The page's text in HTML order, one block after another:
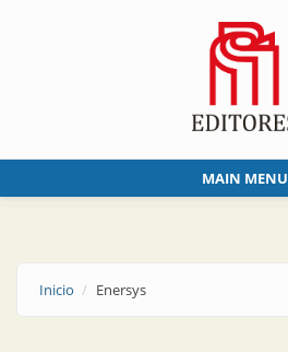
MAIN MENU
Inicio Enersys